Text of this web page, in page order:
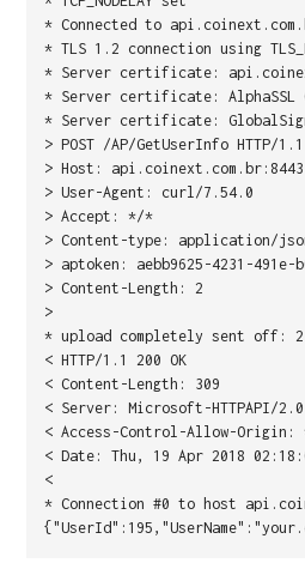
* Connected to
* TLS 1.2 connection using
* Server certificate:
* Server certificate: AlphaSSL
* Server certificate:
> POST /AP/GetUserInfo HTTP/1.1
> Host: api.coinext.com.br:8443
> User-Agent: curl/7.54.0
> Accept: */*
> Content-type: application/
> aptoken: aebb9625-4231-491e-
> Content-Length: 2
>
* upload completely sent off:
< HTTP/1.1 200 OK
< Content-Length: 309
< Server: Microsoft-HTTPAPI/2.0
< Access-Control-Allow-Origin:
< Date: Thu, 19 Apr 2018
<
* Connection #0 to host